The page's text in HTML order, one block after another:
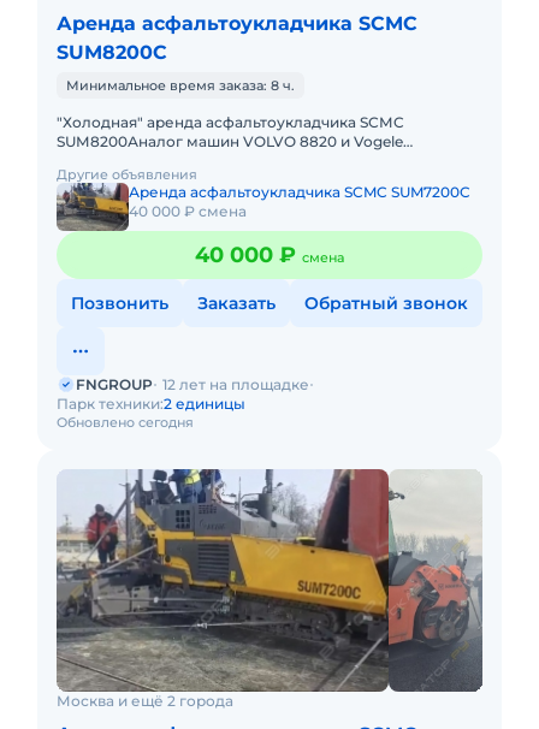
Аренда асфальтоукладчика SCMC
SUM8200С
Минимальное время заказа: 8 ч.
"Холодная" аренда аcфaльтоукладчика SСМC
SUМ8200Аналог машин VOLVO 8820 и Vogele
асфальтоукладчику ABG TITAN• Бaзовaя ши
Другие объявления
Аренда асфальтоукладчика SCMC SUM7200C
40 000 ₽ смена
40 000 ₽ смена
Позвонить Заказать Обратный звонок
Обновлено сегодня
FNGROUP 12 лет на площадке
Парк техники:2 единицы
Москва и ещё 2 города